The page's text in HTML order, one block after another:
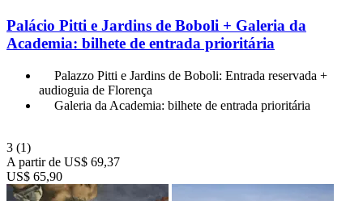
Palácio Pitti e Jardins de Boboli + Galeria da
Academia: bilhete de entrada prioritária
Palazzo Pitti e Jardins de Boboli: Entrada reservada +
audioguia de Florença
Galeria da Academia: bilhete de entrada prioritária
3 (1)
A partir de US$ 69,37
US$ 65,90